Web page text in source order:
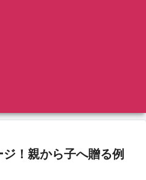
！親から子へ贈る例